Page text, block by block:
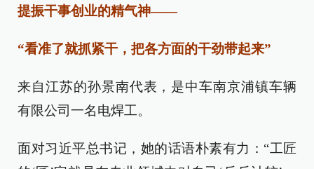
提振干事创业的精气神——
“看准了就抓紧干，把各方面的干劲带起来”
来自江苏的孙景南代表，是中车南京浦镇车辆
有限公司一名电焊工。
面对习近平总书记，她的话语朴素有力：“工匠